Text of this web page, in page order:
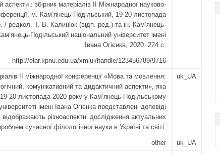
аспекти : збірник матеріалів ІІ Міжнародної науково-
м. Кам’янець-Подільський, 19-20 листопада
/ редкол. Т. В. Калинюк (відп. ред.) та ін. Кам’янець-
Подільський національний університет імені
Івана Огієнка, 2020. 224 с.
http://elar.kpnu.edu.ua/xmlui/handle/123456789/9716
ІІ міжнародної конференції «Мова та мовлення:
комунікативний та дидактичний аспекти», яка
20 листопада 2020 року у Кам’янець-Подільському
імені Івана Огієнка представлені доповіді
відображають різноаспектні дослідження актуальних
сучасної філологічної науки в Україні та світі.
uk_UA
other uk_UA